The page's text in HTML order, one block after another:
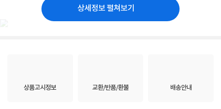
상세정보 펼쳐보기
상품고시정보 교환/반품/환불 배송안내